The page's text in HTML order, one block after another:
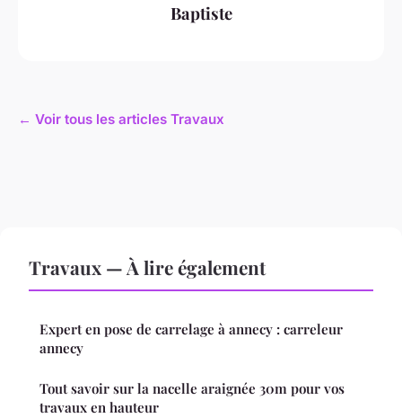
Baptiste
← Voir tous les articles Travaux
Travaux — À lire également
Expert en pose de carrelage à annecy : carreleur
annecy
Tout savoir sur la nacelle araignée 30m pour vos
travaux en hauteur